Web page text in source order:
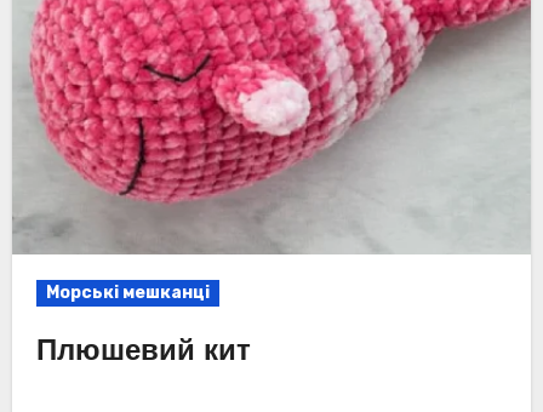
Морські мешканці
Плюшевий кит